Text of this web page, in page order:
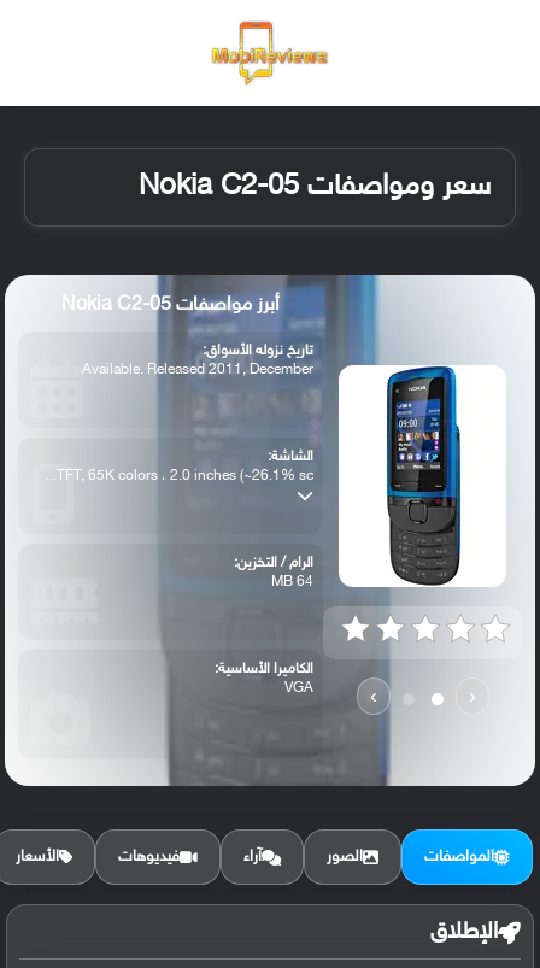
سعر ومواصفات Nokia C2-05
‹
›
أبرز مواصفات Nokia C2-05
تاريخ نزوله الأسواق:
Available. Released 2011, December
الشاشة:
TFT, 65K colors ، 2.0 inches (~26.1% sc...
الرام / التخزين:
64 MB
الكاميرا الأساسية:
VGA
المواصفات الصور آراء فيديوهات الأسعار
الإطلاق